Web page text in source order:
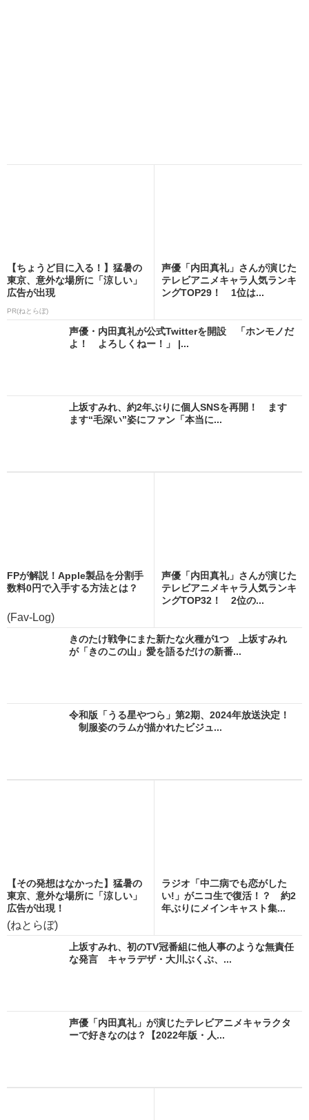
【ちょうど目に入る！】猛暑の
東京、意外な場所に「涼しい」
広告が出現
PR(ねとらぼ)
声優「内田真礼」さんが演じた
テレビアニメキャラ人気ランキ
ングTOP29！ 1位は...
声優・内田真礼が公式Twitterを開設 「ホンモノだ
よ！ よろしくねー！」 |...
上坂すみれ、約2年ぶりに個人SNSを再開！ ます
ます“毛深い”姿にファン「本当に...
FPが解説！Apple製品を分割手
数料0円で入手する方法とは？
(Fav-Log)
声優「内田真礼」さんが演じた
テレビアニメキャラ人気ランキ
ングTOP32！ 2位の...
きのたけ戦争にまた新たな火種が1つ 上坂すみれ
が「きのこの山」愛を語るだけの新番...
令和版「うる星やつら」第2期、2024年放送決定！
制服姿のラムが描かれたビジュ...
【その発想はなかった】猛暑の
東京、意外な場所に「涼しい」
広告が出現！
(ねとらぼ)
ラジオ「中二病でも恋がした
い!」がニコ生で復活！？ 約2
年ぶりにメインキャスト集...
上坂すみれ、初のTV冠番組に他人事のような無責任
な発言 キャラデザ・大川ぶくぶ、...
声優「内田真礼」が演じたテレビアニメキャラクタ
ーで好きなのは？【2022年版・人...